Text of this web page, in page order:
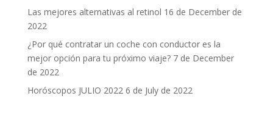
Las mejores alternativas al retinol 16 de December de
2022
¿Por qué contratar un coche con conductor es la
mejor opción para tu próximo viaje? 7 de December
de 2022
Horóscopos JULIO 2022 6 de July de 2022